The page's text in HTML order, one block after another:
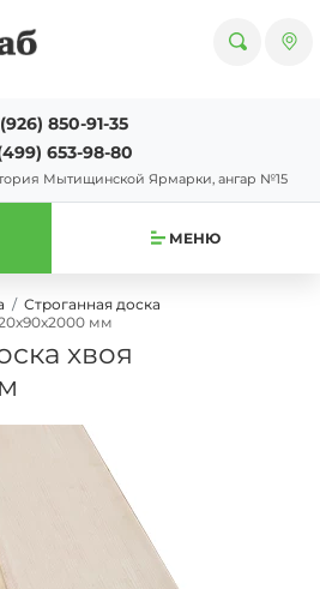
850-91-35
653-98-80
Мытищинской Ярмарки, ангар №15
МЕНЮ
Строганная доска
мм
хвоя